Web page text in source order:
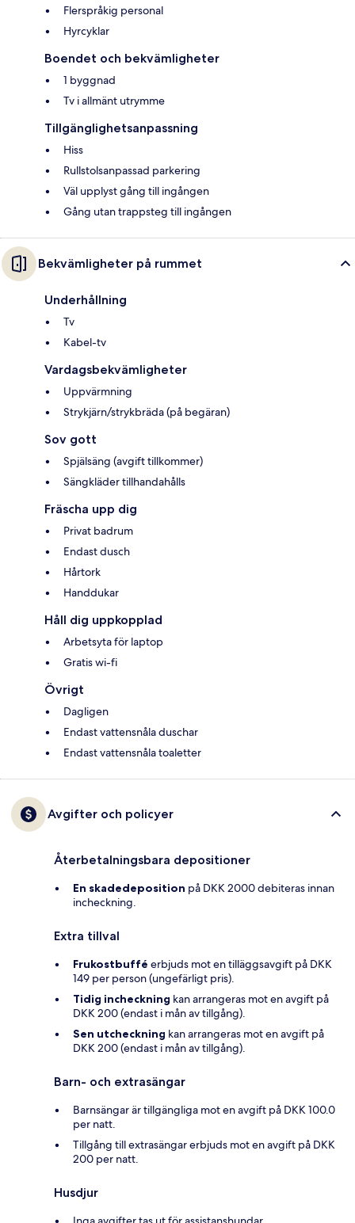
Flerspråkig personal
Hyrcyklar
Boendet och bekvämligheter
1 byggnad
Tv i allmänt utrymme
Tillgänglighetsanpassning
Hiss
Rullstolsanpassad parkering
Väl upplyst gång till ingången
Gång utan trappsteg till ingången
Bekvämligheter på rummet
Underhållning
Tv
Kabel-tv
Vardagsbekvämligheter
Uppvärmning
Strykjärn/strykbräda (på begäran)
Sov gott
Spjälsäng (avgift tillkommer)
Sängkläder tillhandahålls
Fräscha upp dig
Privat badrum
Endast dusch
Hårtork
Handdukar
Håll dig uppkopplad
Arbetsyta för laptop
Gratis wi-fi
Övrigt
Dagligen
Endast vattensnåla duschar
Endast vattensnåla toaletter
Avgifter och policyer
Återbetalningsbara depositioner
En skadedeposition på DKK 2000 debiteras innan
incheckning.
Extra tillval
Frukostbuffé erbjuds mot en tilläggsavgift på DKK
149 per person (ungefärligt pris).
Tidig incheckning kan arrangeras mot en avgift på
DKK 200 (endast i mån av tillgång).
Sen utcheckning kan arrangeras mot en avgift på
DKK 200 (endast i mån av tillgång).
Barn- och extrasängar
Barnsängar är tillgängliga mot en avgift på DKK 100.0
per natt.
Tillgång till extrasängar erbjuds mot en avgift på DKK
200 per natt.
Husdjur